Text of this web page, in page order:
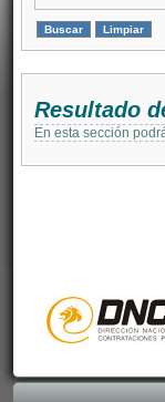
Resultado
En esta sección